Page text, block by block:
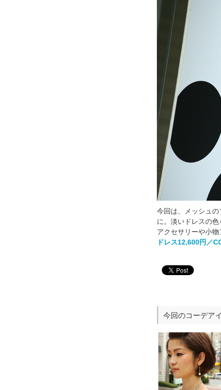
今回は、メッシュ
に。淡いドレスの
アクセサリーや小
ドレス12,600円／
今回のコーデア